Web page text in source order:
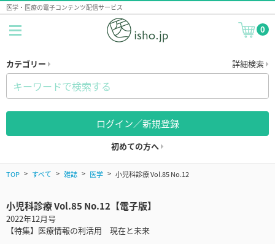
医学・医療の電子コンテンツ配信サービス
0
カテゴリー 詳細検索
ログイン／新規登録
初めての方へ
TOP すべて 雑誌 医学 小児科診療 Vol.85 No.12
小児科診療 Vol.85 No.12【電子版】
2022年12月号
【特集】医療情報の利活用 現在と未来